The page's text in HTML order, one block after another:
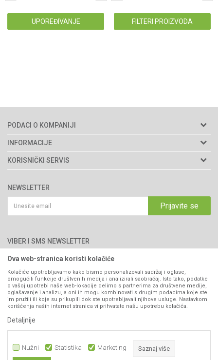
UPOREĐIVANJE FILTERI PROIZVODA
PODACI O KOMPANIJI
Agromarket d.o.o.
Matični broj: 11003826
76300 Bijeljina
066/44-99-00
INFORMACIJE
O nama
Brendovi
Katalozi
Saradnja
Kontakt
KORISNIČKI SERVIS
Politika privatnosti
Kako kupiti
Isporuka
Pravo na odustajanje
Reklamacije
Povraćaj sredstava
Zamjena artikala
Plaćanje karticama
NEWSLETTER
Prijavite se
VIBER I SMS NEWSLETTER
PRATITE NAS
Ova web-stranica koristi kolačiće
Kolačiće upotrebljavamo kako bismo personalizovali sadržaj i oglase,
omogućili funkcije društvenih medija i analizirali saobraćaj. Isto tako, podatke
o vašoj upotrebi naše web-lokacije delimo s partnerima za društvene medije,
oglašavanje i analizu, a oni ih mogu kombinovati s drugim podacima koje ste
im pružili ili koje su prikupili dok ste upotrebljavali njihove usluge. Nastavkom
korišćenja naših internet stranica vi prihvatate našu upotrebu kolačića.
Detaljnije
Nužni Statistika Marketing Saznaj više